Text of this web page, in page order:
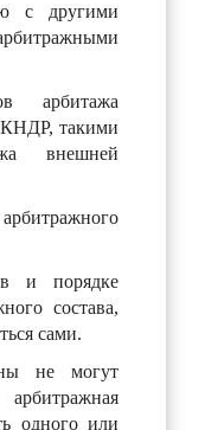
с другими
арбитажа
КНДР, такими
внешней
и порядке
состава,
сами.
не могут
одного или